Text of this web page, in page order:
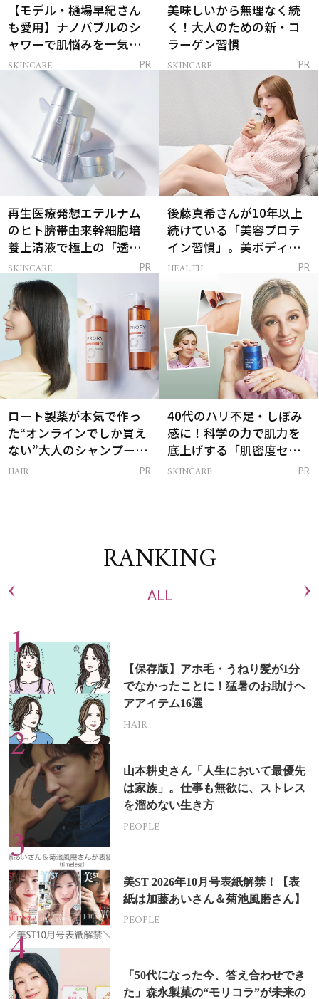
【モデル・樋場早紀さん
も愛用】ナノバブルのシ
ャワーで肌悩みを一気に
解決
SKINCARE PR
美味しいから無理なく続
く！大人のための新・コ
ラーゲン習慣
SKINCARE PR
再生医療発想エテルナム
のヒト臍帯由来幹細胞培
養上清液で極上の「透明
感ハリ肌」へ
SKINCARE PR
後藤真希さんが10年以上
続けている「美容プロテ
イン習慣」。美ボディを
支える朝ルーティンと
HEALTH PR
ロート製薬が本気で作っ
た“オンラインでしか買え
ない”大人のシャンプー＆
トリートメントって？
HAIR PR
40代のハリ不足・しぼみ
感に！科学の力で肌力を
底上げする「肌密度セラ
ム」
SKINCARE PR
RANKING
ALL
【保存版】アホ毛・うねり髪が1分
でなかったことに！猛暑のお助けヘ
アアイテム16選
HAIR
山本耕史さん「人生において最優先
は家族」。仕事も無欲に、ストレス
を溜めない生き方
PEOPLE
美ST 2026年10月号表紙解禁！【表
紙は加藤あいさん＆菊池風磨さん】
PEOPLE
「50代になった今、答え合わせでき
た」森永製菓の“モリコラ”が未来の